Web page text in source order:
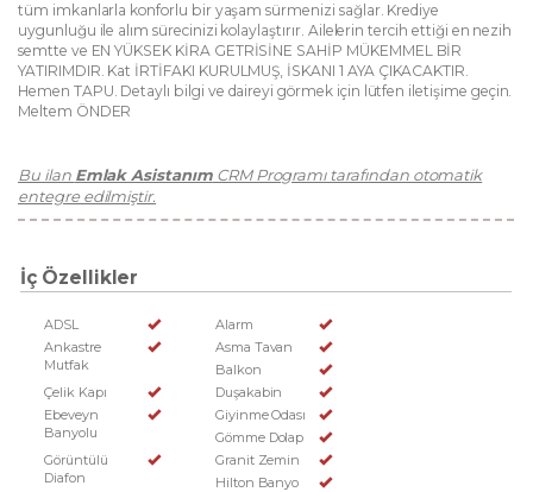
tüm imkanlarla konforlu bir yaşam sürmenizi sağlar. Krediye
uygunluğu ile alım sürecinizi kolaylaştırır. Ailelerin tercih ettiği en nezih
semtte ve EN YÜKSEK KİRA GETRİSİNE SAHİP MÜKEMMEL BİR
YATIRIMDIR. Kat İRTİFAKI KURULMUŞ, İSKANI 1 AYA ÇIKACAKTIR.
Hemen TAPU. Detaylı bilgi ve daireyi görmek için lütfen iletişime geçin.
Meltem ÖNDER
Bu ilan Emlak AsistanımCRM Programı tarafından otomatik
entegre edilmiştir.
İç Özellikler
ADSL
Alarm
Ankastre
Mutfak
Asma Tavan
Balkon
Çelik Kapı
Duşakabin
Ebeveyn
Banyolu
Giyinme Odası
Gömme Dolap
Görüntülü
Diafon
Granit Zemin
Hilton Banyo